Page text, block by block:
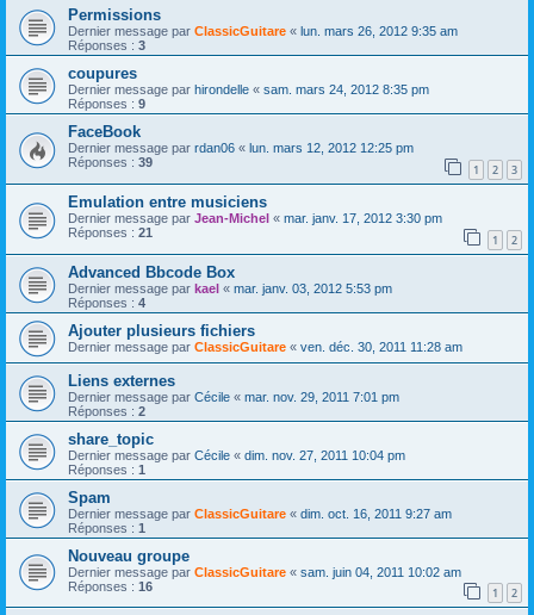
Permissions
Dernier message par ClassicGuitare « lun. mars 26, 2012 9:35 am
Réponses : 3
coupures
Dernier message par hirondelle « sam. mars 24, 2012 8:35 pm
Réponses : 9
FaceBook
Dernier message par rdan06 « lun. mars 12, 2012 12:25 pm
Réponses : 39 1 2 3
Emulation entre musiciens
Dernier message par Jean-Michel « mar. janv. 17, 2012 3:30 pm
Réponses : 21 1 2
Advanced Bbcode Box
Dernier message par kael « mar. janv. 03, 2012 5:53 pm
Réponses : 4
Ajouter plusieurs fichiers
Dernier message par ClassicGuitare « ven. déc. 30, 2011 11:28 am
Liens externes
Dernier message par Cécile « mar. nov. 29, 2011 7:01 pm
Réponses : 2
share_topic
Dernier message par Cécile « dim. nov. 27, 2011 10:04 pm
Réponses : 1
Spam
Dernier message par ClassicGuitare « dim. oct. 16, 2011 9:27 am
Réponses : 1
Nouveau groupe
Dernier message par ClassicGuitare « sam. juin 04, 2011 10:02 am
Réponses : 16 1 2